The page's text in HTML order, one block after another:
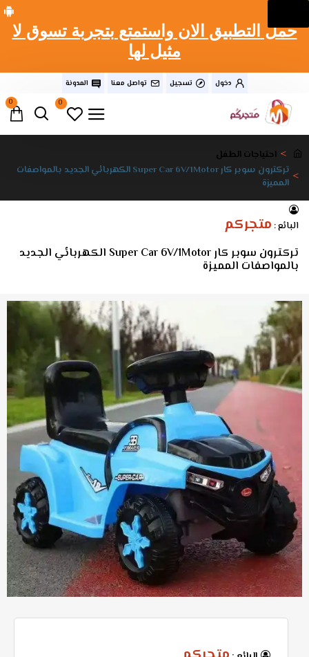
حمل التطبيق الان واستمتع بتجربة تسوق لا
مثيل لها
دخول تسجيل تواصل معنا
المدونة
0
0
احتياجات الطفل
تركترون سوبر كار Super Car 6V/1Motor الكهربائي الجديد بالمواصفات
المميزة
البائع : متجركم
تركترون سوبر كار Super Car 6V/1Motor الكهربائي الجديد
بالمواصفات المميزة